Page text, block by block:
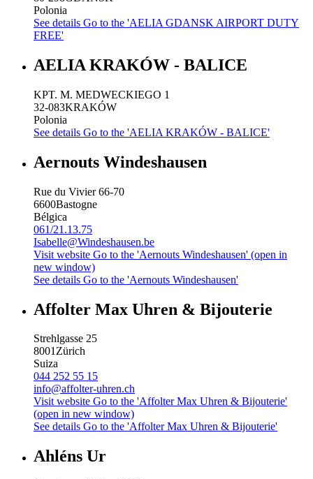
Polonia
See details Go to the 'AELIA GDANSK AIRPORT DUTY
FREE'
AELIA KRAKÓW - BALICE
KPT. M. MEDWECKIEGO 1
32-083KRAKÓW
Polonia
See details Go to the 'AELIA KRAKÓW - BALICE'
Aernouts Windeshausen
Rue du Vivier 66-70
6600Bastogne
Bélgica
061/21.13.75
Isabelle@Windeshausen.be
Visit website Go to the 'Aernouts Windeshausen' (open in
new window)
See details Go to the 'Aernouts Windeshausen'
Affolter Max Uhren & Bijouterie
Strehlgasse 25
8001Zürich
Suiza
044 252 55 15
info@affolter-uhren.ch
Visit website Go to the 'Affolter Max Uhren & Bijouterie'
(open in new window)
See details Go to the 'Affolter Max Uhren & Bijouterie'
Ahléns Ur